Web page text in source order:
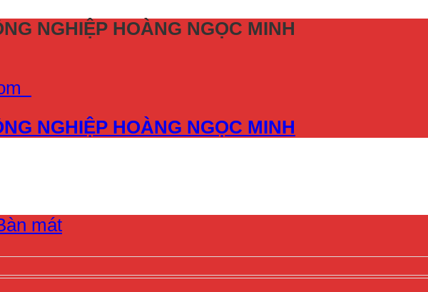
NGHIỆP HOÀNG NGỌC MINH
NGHIỆP HOÀNG NGỌC MINH
mát